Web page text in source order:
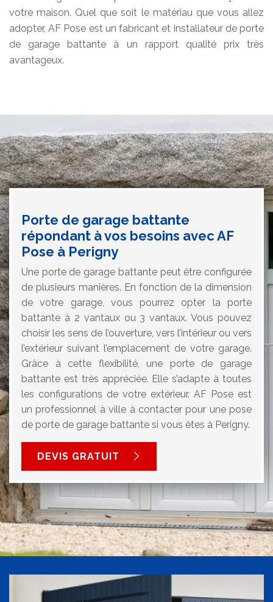
votre maison. Quel que soit le matériau que vous allez
adopter, AF Pose est un fabricant et installateur de porte
de garage battante à un rapport qualité prix très
avantageux.
Porte de garage battante
répondant à vos besoins avec AF
Pose à Perigny
Une porte de garage battante peut être configurée
de plusieurs manières. En fonction de la dimension
de votre garage, vous pourrez opter la porte
battante à 2 vantaux ou 3 vantaux. Vous pouvez
choisir les sens de l’ouverture, vers l’intérieur ou vers
l’extérieur suivant l’emplacement de votre garage.
Grâce à cette flexibilité, une porte de garage
battante est très appréciée. Elle s’adapte à toutes
les configurations de votre extérieur. AF Pose est
un professionnel à ville à contacter pour une pose
de porte de garage battante si vous êtes à Perigny.
DEVIS GRATUIT